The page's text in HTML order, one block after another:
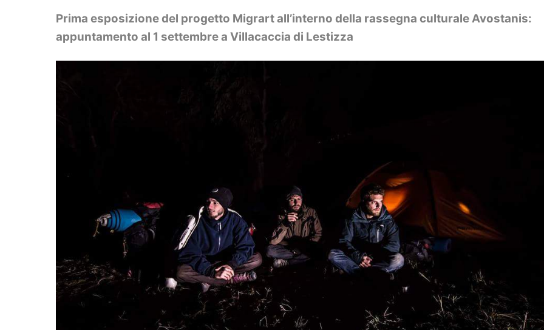
Prima esposizione del progetto Migrart all’interno della rassegna culturale Avostanis:
appuntamento al 1 settembre a Villacaccia di Lestizza